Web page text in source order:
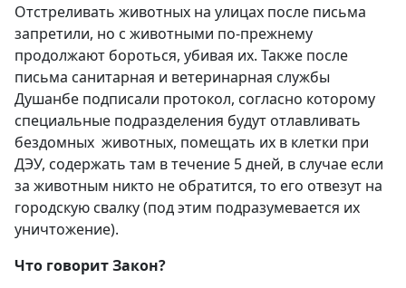
Отстреливать животных на улицах после письма
запретили, но с животными по-прежнему
продолжают бороться, убивая их. Также после
письма санитарная и ветеринарная службы
Душанбе подписали протокол, согласно которому
специальные подразделения будут отлавливать
бездомных животных, помещать их в клетки при
ДЭУ, содержать там в течение 5 дней, в случае если
за животным никто не обратится, то его отвезут на
городскую свалку (под этим подразумевается их
уничтожение).
Что говорит Закон?